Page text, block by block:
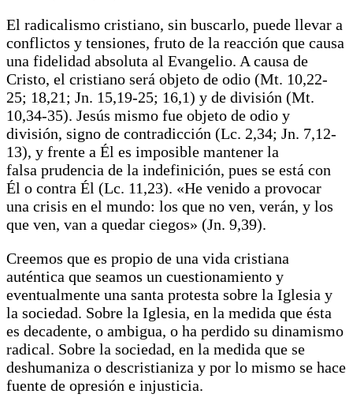
El radicalismo cristiano, sin buscarlo, puede llevar a
conflictos y tensiones, fruto de la reacción que causa
una fidelidad absoluta al Evangelio. A causa de
Cristo, el cristiano será objeto de odio (Mt. 10,22-
25; 18,21; Jn. 15,19-25; 16,1) y de división (Mt.
10,34-35). Jesús mismo fue objeto de odio y
división, signo de contradicción (Lc. 2,34; Jn. 7,12-
13), y frente a Él es imposible mantener la
falsa prudencia de la indefinición, pues se está con
Él o contra Él (Lc. 11,23). «He venido a provocar
una crisis en el mundo: los que no ven, verán, y los
que ven, van a quedar ciegos» (Jn. 9,39).
Creemos que es propio de una vida cristiana
auténtica que seamos un cuestionamiento y
eventualmente una santa protesta sobre la Iglesia y
la sociedad. Sobre la Iglesia, en la medida que ésta
es decadente, o ambigua, o ha perdido su dinamismo
radical. Sobre la sociedad, en la medida que se
deshumaniza o descristianiza y por lo mismo se hace
fuente de opresión e injusticia.